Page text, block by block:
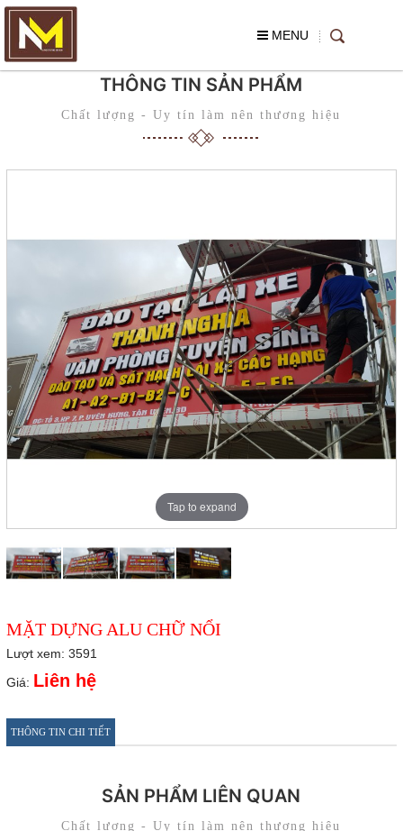
MENU
THÔNG TIN SẢN PHẨM
Chất lượng - Uy tín làm nên thương hiệu
Tap to expand
MẶT DỰNG ALU CHỮ NỔI
Lượt xem: 3591
Giá: Liên hệ
THÔNG TIN CHI TIẾT
SẢN PHẨM LIÊN QUAN
Chất lượng - Uy tín làm nên thương hiệu